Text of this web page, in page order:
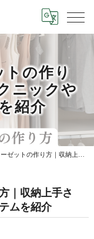
トの作り
ニックや
紹介
収納上手さんのテクニックやおすすめアイテムを紹介
｜収納上手さ
ムを紹介